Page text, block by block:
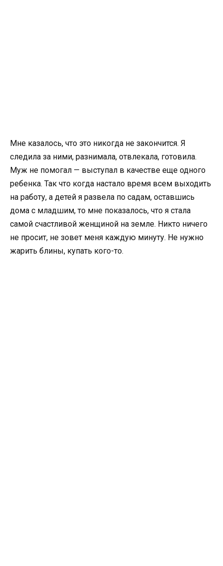
Мне казалось, что это никогда не закончится. Я
следила за ними, разнимала, отвлекала, готовила.
Муж не помогал — выступал в качестве еще одного
ребенка. Так что когда настало время всем выходить
на работу, а детей я развела по садам, оставшись
дома с младшим, то мне показалось, что я стала
самой счастливой женщиной на земле. Никто ничего
не просит, не зовет меня каждую минуту. Не нужно
жарить блины, купать кого-то.